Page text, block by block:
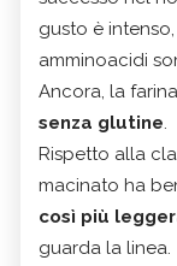
gusto è
amminoacidi
Ancora, la
senza glutine.
Rispetto alla
macinato ha
così più
guarda la linea.